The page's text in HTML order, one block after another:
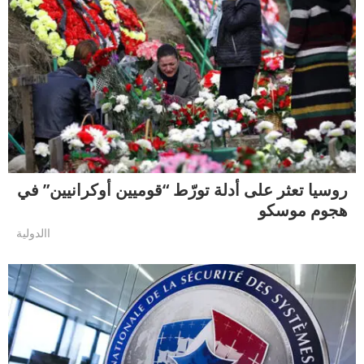
روسيا تعثر على أدلة تورّط “قوميين أوكرانيين” في
هجوم موسكو
االدولية